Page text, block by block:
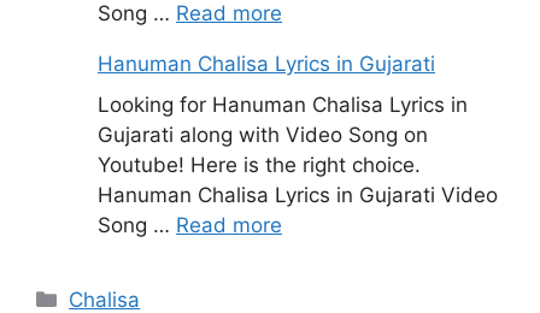
Song … Read more
Hanuman Chalisa Lyrics in Gujarati
Looking for Hanuman Chalisa Lyrics in
Gujarati along with Video Song on
Youtube! Here is the right choice.
Hanuman Chalisa Lyrics in Gujarati Video
Song … Read more
Categories
Chalisa